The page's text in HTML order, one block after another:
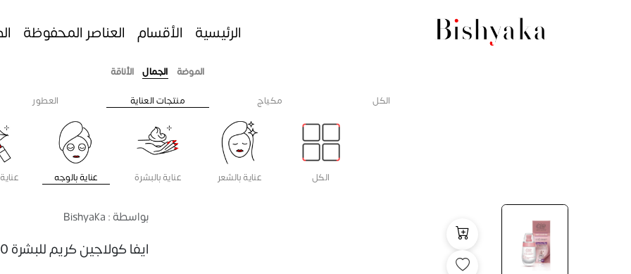
الرئيسية الأقسام العناصر المحفوظة
الموضة الجمال الأناقة
الكل
مكياج منتجات العناية العطور
الكل عناية بالشعر عناية بالبشرة عناية بالوجه
بواسطة : Bishyaka
ايفا كولاجين كريم للبشرة 50مل